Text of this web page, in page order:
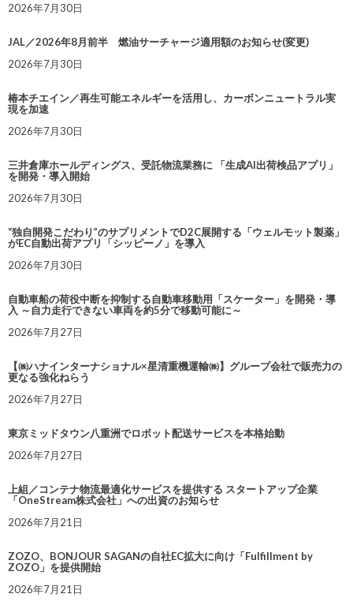
2026年7月30日
JAL／2026年8月前半 燃油サーチャージ適用額のお知らせ(変更)
2026年7月30日
椿本チエイン／再生可能エネルギーを活用し、カーボンニュートラル実
現を加速
2026年7月30日
三井倉庫ホールディングス、受託物流業務に 「生成AI出荷検品アプリ」
を開発・導入開始
2026年7月30日
“独自開発こだわり”のサプリメントでD2C展開する「ウェルモット製薬」
がEC自動出荷アプリ「シッピーノ」を導入
2026年7月30日
自動車船の荷役中断を抑制する自動車移動用「スケーター」を開発・導
入 ～自力走行できない車両を約5分で移動可能に～
2026年7月27日
【㈱ハナインターナショナル×星清重機運輸㈱】グループ会社で販売力の
更なる強化ねらう
2026年7月27日
東京ミッドタウン八重洲でロボット配送サービスを本格始動
2026年7月27日
上組／コンテナ物流最適化サービスを提供する スタートアップ企業
「OneStream株式会社」への出資のお知らせ
2026年7月21日
ZOZO、BONJOUR SAGANの自社EC拡大に向け「Fulfillment by
ZOZO」を提供開始
2026年7月21日